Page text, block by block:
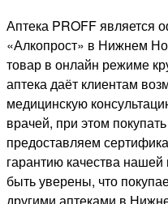
Аптека PROFF является
«Алкопрост» в Нижнем
товар в онлайн режиме
аптека даёт клиентам
медицинскую
врачей, при этом
предоставляем
гарантию качества
быть уверены, что
другими аптеками в